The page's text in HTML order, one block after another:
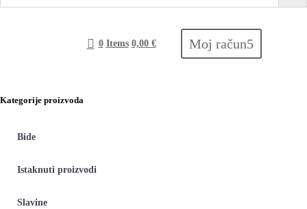
0 Items 0,00 € Moj račun
Kategorije proizvoda
Bide
Istaknuti proizvodi
Slavine